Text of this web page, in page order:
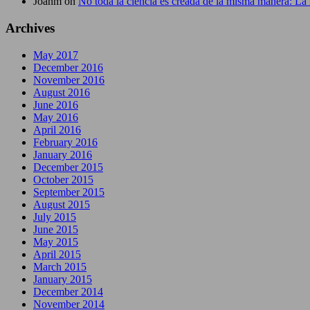
Archives
May 2017
December 2016
November 2016
August 2016
June 2016
May 2016
April 2016
February 2016
January 2016
December 2015
October 2015
September 2015
August 2015
July 2015
June 2015
May 2015
April 2015
March 2015
January 2015
December 2014
November 2014